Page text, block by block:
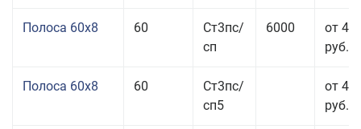
Полоса 60x8 60
Ст3пс/
сп
6000
от 42
руб.
Полоса 60x8 60
Ст3пс/
сп5
от 42
руб.